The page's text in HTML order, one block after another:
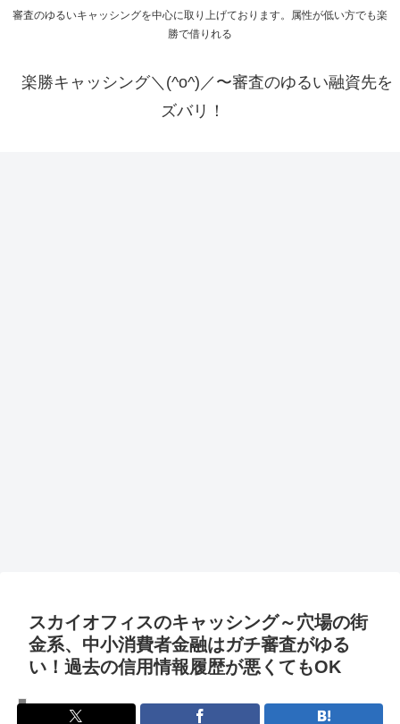
審査のゆるいキャッシングを中心に取り上げております。属性が低い方でも楽
勝で借りれる
楽勝キャッシング＼(^o^)／〜審査のゆるい融資先を
ズバリ！
スカイオフィスのキャッシング～穴場の街
金系、中小消費者金融はガチ審査がゆる
い！過去の信用情報履歴が悪くてもOK
楽勝キャッシング一覧